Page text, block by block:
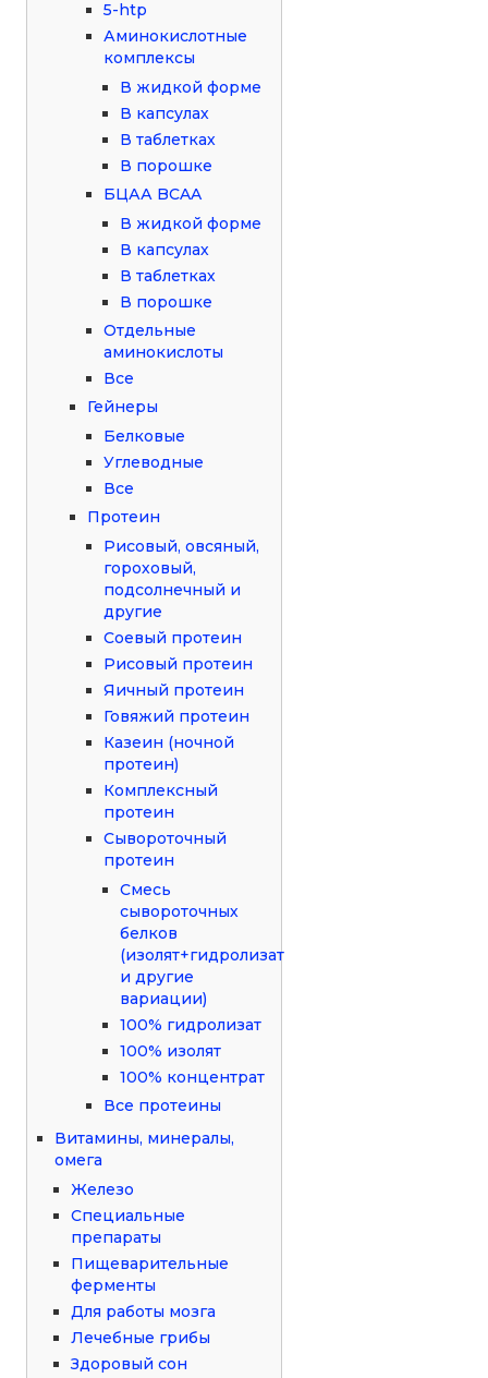
5-htp
Аминокислотные
комплексы
В жидкой форме
В капсулах
В таблетках
В порошке
БЦАА BCAA
В жидкой форме
В капсулах
В таблетках
В порошке
Отдельные
аминокислоты
Все
Гейнеры
Белковые
Углеводные
Все
Протеин
Рисовый, овсяный,
гороховый,
подсолнечный и
другие
Соевый протеин
Рисовый протеин
Яичный протеин
Говяжий протеин
Казеин (ночной
протеин)
Комплексный
протеин
Сывороточный
протеин
Смесь
сывороточных
белков
(изолят+гидролизат
и другие
вариации)
100% гидролизат
100% изолят
100% концентрат
Все протеины
Витамины, минералы,
омега
Железо
Специальные
препараты
Пищеварительные
ферменты
Для работы мозга
Лечебные грибы
Здоровый сон